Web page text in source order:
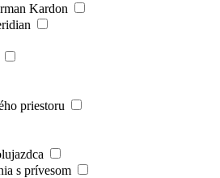
Kardon
priestoru
s prívesom